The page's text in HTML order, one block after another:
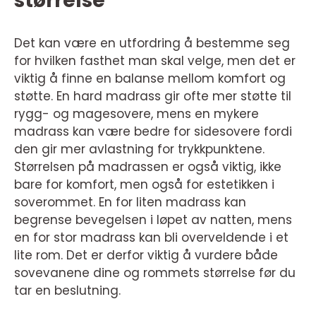
Det kan være en utfordring å bestemme seg
for hvilken fasthet man skal velge, men det er
viktig å finne en balanse mellom komfort og
støtte. En hard madrass gir ofte mer støtte til
rygg- og magesovere, mens en mykere
madrass kan være bedre for sidesovere fordi
den gir mer avlastning for trykkpunktene.
Størrelsen på madrassen er også viktig, ikke
bare for komfort, men også for estetikken i
soverommet. En for liten madrass kan
begrense bevegelsen i løpet av natten, mens
en for stor madrass kan bli overveldende i et
lite rom. Det er derfor viktig å vurdere både
sovevanene dine og rommets størrelse før du
tar en beslutning.